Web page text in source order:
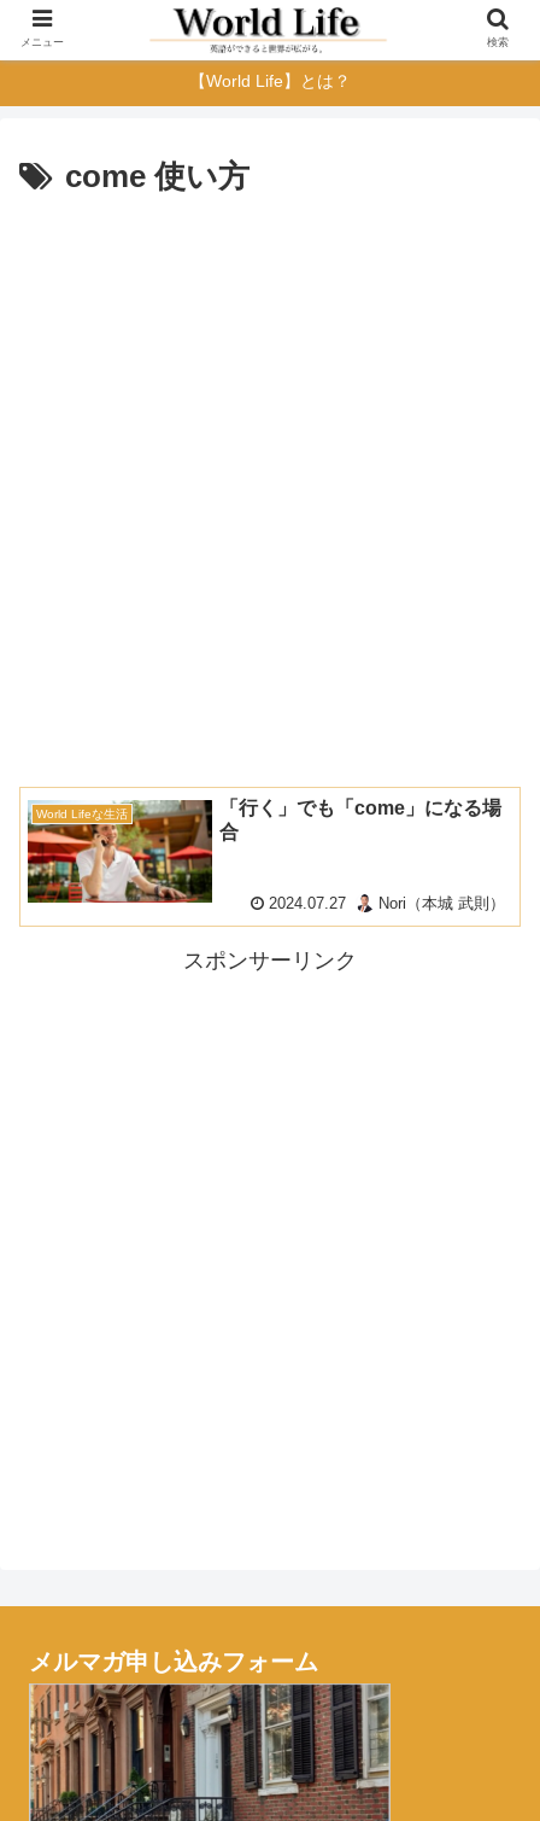
【World Life】とは？
come 使い方
World Lifeな生活
「行く」でも「come」になる場
合
2024.07.27 Nori（本城 武則）
スポンサーリンク
メルマガ申し込みフォーム
メニュー 検索